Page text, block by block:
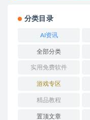
分类目录
AI资讯
全部分类
实用免费软件
游戏专区
精品教程
置顶文章